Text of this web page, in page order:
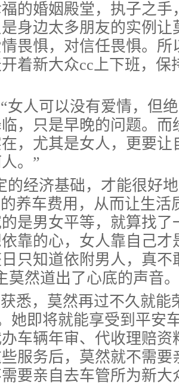
的婚姻殿堂，执子之
身边太多朋友的实例
畏惧，对信任畏惧。
着新大众cc上下班，保
女人可以没有爱情，但
，只是早晚的问题。
，尤其是女人，更要
。”
的经济基础，才能很好
养车费用，从而让生活
是男女平等，就算找
靠的心，女人靠自己
只知道依附男人，真
莫然道出了心底的声音。
悉，莫然再过不久就能
她即将就能享受到平安
车辆年审、代收理赔
服务后，莫然就不需
要亲自去车管所为新大